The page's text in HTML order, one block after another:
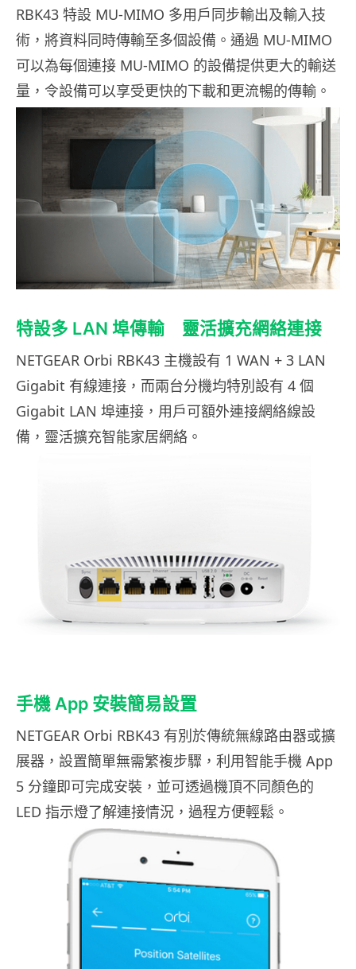
RBK43 特設 MU-MIMO 多用戶同步輸出及輸入技
術，將資料同時傳輸至多個設備。通過 MU-MIMO
可以為每個連接 MU-MIMO 的設備提供更大的輸送
量，令設備可以享受更快的下載和更流暢的傳輸。
特設多 LAN 埠傳輸 靈活擴充網絡連接
NETGEAR Orbi RBK43 主機設有 1 WAN + 3 LAN
Gigabit 有線連接，而兩台分機均特別設有 4 個
Gigabit LAN 埠連接，用戶可額外連接網絡線設
備，靈活擴充智能家居網絡。
手機 App 安裝簡易設置
NETGEAR Orbi RBK43 有別於傳統無線路由器或擴
展器，設置簡單無需繁複步驟，利用智能手機 App
5 分鐘即可完成安裝，並可透過機頂不同顏色的
LED 指示燈了解連接情況，過程方便輕鬆。